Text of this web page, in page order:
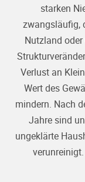
starken
zwangsläufig,
Nutzland
Verlust an
Wert des
mindern. Nach
Jahre sind
ungeklärte